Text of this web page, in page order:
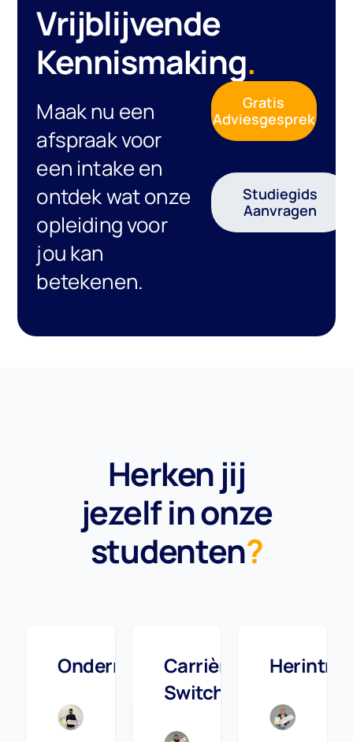
Vrijblijvende
Kennismaking.
Maak nu een
afspraak voor
een intake en
ontdek wat onze
opleiding voor
jou kan
betekenen.
Gratis
Adviesgesprek
Studiegids
Aanvragen
Herken jij
jezelf in onze
studenten?
OndernemerCarrière
Switch